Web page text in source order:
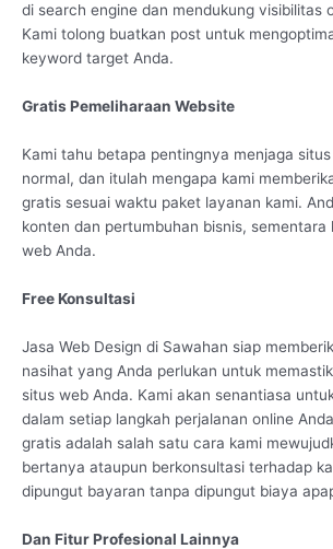
di search engine dan mendukung visibilitas
Kami tolong buatkan post untuk
keyword target Anda.
Gratis Pemeliharaan Website
Kami tahu betapa pentingnya menjaga
normal, dan itulah mengapa kami
gratis sesuai waktu paket layanan kami.
konten dan pertumbuhan bisnis,
web Anda.
Free Konsultasi
Jasa Web Design di Sawahan siap
nasihat yang Anda perlukan untuk
situs web Anda. Kami akan senantiasa
dalam setiap langkah perjalanan online
gratis adalah salah satu cara kami
bertanya ataupun berkonsultasi terhadap
dipungut bayaran tanpa dipungut biaya
Dan Fitur Profesional Lainnya